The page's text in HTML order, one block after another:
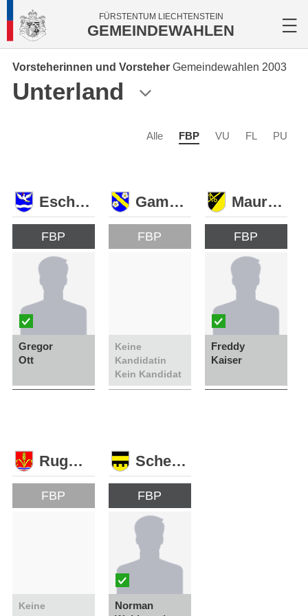
FÜRSTENTUM LIECHTENSTEIN
GEMEINDEWAHLEN
Vorsteherinnen und Vorsteher Gemeindewahlen 2003
Unterland
Alle FBP VU FL PU
Eschen
FBP
Gregor
Ott
Gamprin
FBP
Keine
Kandidatin
Kein Kandidat
Mauren
FBP
Freddy
Kaiser
Ruggell
FBP
Keine
Schellenberg
FBP
Norman